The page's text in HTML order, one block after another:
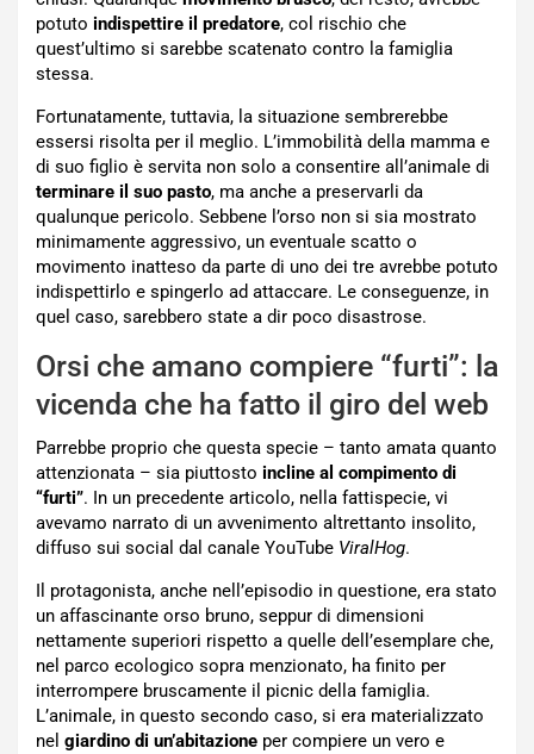
potuto indispettire il predatore, col rischio che
quest’ultimo si sarebbe scatenato contro la famiglia
stessa.
Fortunatamente, tuttavia, la situazione sembrerebbe
essersi risolta per il meglio. L’immobilità della mamma e
di suo figlio è servita non solo a consentire all’animale di
terminare il suo pasto, ma anche a preservarli da
qualunque pericolo. Sebbene l’orso non si sia mostrato
minimamente aggressivo, un eventuale scatto o
movimento inatteso da parte di uno dei tre avrebbe potuto
indispettirlo e spingerlo ad attaccare. Le conseguenze, in
quel caso, sarebbero state a dir poco disastrose.
Orsi che amano compiere “furti”: la
vicenda che ha fatto il giro del web
Parrebbe proprio che questa specie – tanto amata quanto
attenzionata – sia piuttosto incline al compimento di
“furti”. In un precedente articolo, nella fattispecie, vi
avevamo narrato di un avvenimento altrettanto insolito,
diffuso sui social dal canale YouTube ViralHog.
Il protagonista, anche nell’episodio in questione, era stato
un affascinante orso bruno, seppur di dimensioni
nettamente superiori rispetto a quelle dell’esemplare che,
nel parco ecologico sopra menzionato, ha finito per
interrompere bruscamente il picnic della famiglia.
L’animale, in questo secondo caso, si era materializzato
nel giardino di un’abitazione per compiere un vero e